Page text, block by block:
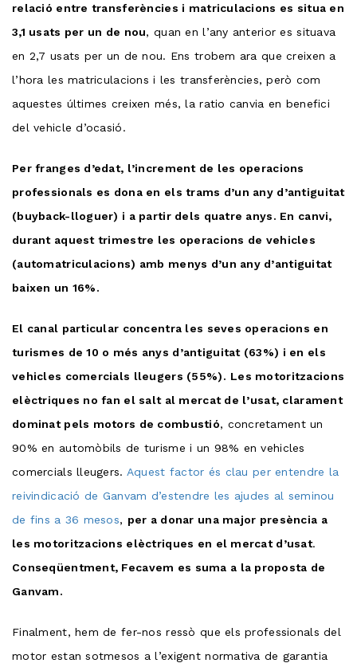
relació entre transferències i matriculacions es situa en
3,1 usats per un de nou, quan en l’any anterior es situava
en 2,7 usats per un de nou. Ens trobem ara que creixen a
l’hora les matriculacions i les transferències, però com
aquestes últimes creixen més, la ratio canvia en benefici
del vehicle d’ocasió.
Per franges d’edat, l’increment de les operacions
professionals es dona en els trams d’un any d’antiguitat
(buyback-lloguer) i a partir dels quatre anys. En canvi,
durant aquest trimestre les operacions de vehicles
(automatriculacions) amb menys d’un any d’antiguitat
baixen un 16%.
El canal particular concentra les seves operacions en
turismes de 10 o més anys d’antiguitat (63%) i en els
vehicles comercials lleugers (55%). Les motoritzacions
elèctriques no fan el salt al mercat de l’usat, clarament
dominat pels motors de combustió, concretament un
90% en automòbils de turisme i un 98% en vehicles
comercials lleugers. Aquest factor és clau per entendre la
reivindicació de Ganvam d’estendre les ajudes al seminou
de fins a 36 mesos, per a donar una major presència a
les motoritzacions elèctriques en el mercat d’usat.
Conseqüentment, Fecavem es suma a la proposta de
Ganvam.
Finalment, hem de fer-nos ressò que els professionals del
motor estan sotmesos a l’exigent normativa de garantia